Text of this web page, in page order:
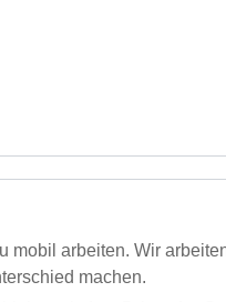
mobil arbeiten. Wir
machen.